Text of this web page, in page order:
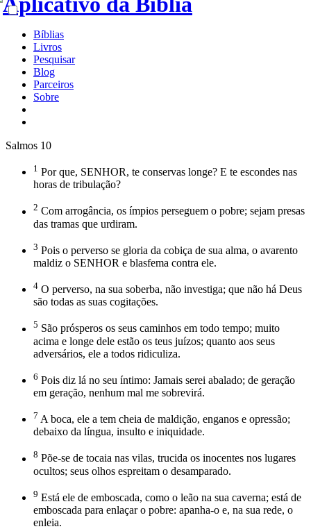
Bíblias
Livros
Pesquisar
Blog
Parceiros
Sobre
Salmos 10
1 Por que, SENHOR, te conservas longe? E te escondes nas
horas de tribulação?
2 Com arrogância, os ímpios perseguem o pobre; sejam presas
das tramas que urdiram.
3 Pois o perverso se gloria da cobiça de sua alma, o avarento
maldiz o SENHOR e blasfema contra ele.
4 O perverso, na sua soberba, não investiga; que não há Deus
são todas as suas cogitações.
5 São prósperos os seus caminhos em todo tempo; muito
acima e longe dele estão os teus juízos; quanto aos seus
adversários, ele a todos ridiculiza.
6 Pois diz lá no seu íntimo: Jamais serei abalado; de geração
em geração, nenhum mal me sobrevirá.
7 A boca, ele a tem cheia de maldição, enganos e opressão;
debaixo da língua, insulto e iniquidade.
8 Põe-se de tocaia nas vilas, trucida os inocentes nos lugares
ocultos; seus olhos espreitam o desamparado.
9 Está ele de emboscada, como o leão na sua caverna; está de
emboscada para enlaçar o pobre: apanha-o e, na sua rede, o
enleia.